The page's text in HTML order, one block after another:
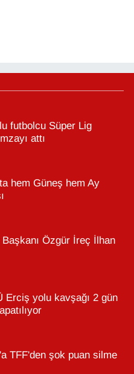
futbolcu Süper Lig
attı
hem Güneş hem Ay
Özgür İreç İlhan
Erciş yolu kavşağı 2 gün
TFF'den şok puan silme